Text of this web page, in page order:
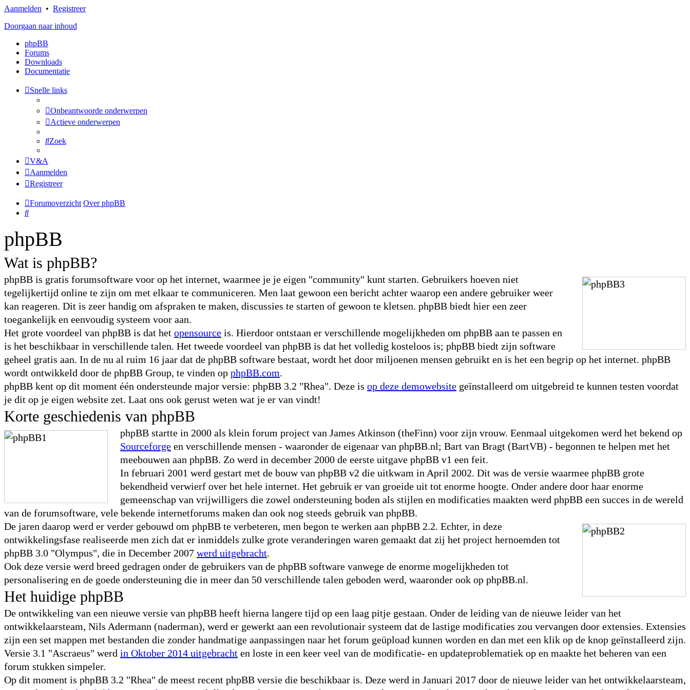
Aanmelden • Registreer
Doorgaan naar inhoud
phpBB
Forums
Downloads
Documentatie
Snelle links
Onbeantwoorde onderwerpen
Actieve onderwerpen
Zoek
V&A
Aanmelden
Registreer
Forumoverzicht Over phpBB
Zoek
phpBB
Wat is phpBB?
phpBB is gratis forumsoftware voor op het internet, waarmee je je eigen "community" kunt starten. Gebruikers hoeven niet
tegelijkertijd online te zijn om met elkaar te communiceren. Men laat gewoon een bericht achter waarop een andere gebruiker weer
kan reageren. Dit is zeer handig om afspraken te maken, discussies te starten of gewoon te kletsen. phpBB biedt hier een zeer
toegankelijk en eenvoudig systeem voor aan.
Het grote voordeel van phpBB is dat het opensource is. Hierdoor ontstaan er verschillende mogelijkheden om phpBB aan te passen en
is het beschikbaar in verschillende talen. Het tweede voordeel van phpBB is dat het volledig kosteloos is; phpBB biedt zijn software
geheel gratis aan. In de nu al ruim 16 jaar dat de phpBB software bestaat, wordt het door miljoenen mensen gebruikt en is het een begrip op het internet. phpBB
wordt ontwikkeld door de phpBB Group, te vinden op phpBB.com.
phpBB kent op dit moment één ondersteunde major versie: phpBB 3.2 "Rhea". Deze is op deze demowebsite geïnstalleerd om uitgebreid te kunnen testen voordat
je dit op je eigen website zet. Laat ons ook gerust weten wat je er van vindt!
Korte geschiedenis van phpBB
phpBB startte in 2000 als klein forum project van James Atkinson (theFinn) voor zijn vrouw. Eenmaal uitgekomen werd het bekend op
Sourceforge en verschillende mensen - waaronder de eigenaar van phpBB.nl; Bart van Bragt (BartVB) - begonnen te helpen met het
meebouwen aan phpBB. Zo werd in december 2000 de eerste uitgave phpBB v1 een feit.
In februari 2001 werd gestart met de bouw van phpBB v2 die uitkwam in April 2002. Dit was de versie waarmee phpBB grote
bekendheid verwierf over het hele internet. Het gebruik er van groeide uit tot enorme hoogte. Onder andere door haar enorme
gemeenschap van vrijwilligers die zowel ondersteuning boden als stijlen en modificaties maakten werd phpBB een succes in de wereld
van de forumsoftware, vele bekende internetforums maken dan ook nog steeds gebruik van phpBB.
De jaren daarop werd er verder gebouwd om phpBB te verbeteren, men begon te werken aan phpBB 2.2. Echter, in deze
ontwikkelingsfase realiseerde men zich dat er inmiddels zulke grote veranderingen waren gemaakt dat zij het project hernoemden tot
phpBB 3.0 "Olympus", die in December 2007 werd uitgebracht.
Ook deze versie werd breed gedragen onder de gebruikers van de phpBB software vanwege de enorme mogelijkheden tot
personalisering en de goede ondersteuning die in meer dan 50 verschillende talen geboden werd, waaronder ook op phpBB.nl.
Het huidige phpBB
De ontwikkeling van een nieuwe versie van phpBB heeft hierna langere tijd op een laag pitje gestaan. Onder de leiding van de nieuwe leider van het
ontwikkelaarsteam, Nils Adermann (naderman), werd er gewerkt aan een revolutionair systeem dat de lastige modificaties zou vervangen door extensies. Extensies
zijn een set mappen met bestanden die zonder handmatige aanpassingen naar het forum geüpload kunnen worden en dan met een klik op de knop geïnstalleerd zijn.
Versie 3.1 "Ascraeus" werd in Oktober 2014 uitgebracht en loste in een keer veel van de modificatie- en updateproblematiek op en maakte het beheren van een
forum stukken simpeler.
Op dit moment is phpBB 3.2 "Rhea" de meest recent phpBB versie die beschikbaar is. Deze werd in Januari 2017 door de nieuwe leider van het ontwikkelaarsteam,